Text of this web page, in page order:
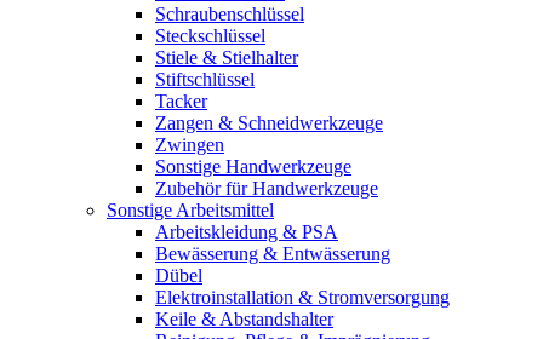
Schraubenschlüssel
Steckschlüssel
Stiele & Stielhalter
Stiftschlüssel
Tacker
Zangen & Schneidwerkzeuge
Zwingen
Sonstige Handwerkzeuge
Zubehör für Handwerkzeuge
Sonstige Arbeitsmittel
Arbeitskleidung & PSA
Bewässerung & Entwässerung
Dübel
Elektroinstallation & Stromversorgung
Keile & Abstandshalter